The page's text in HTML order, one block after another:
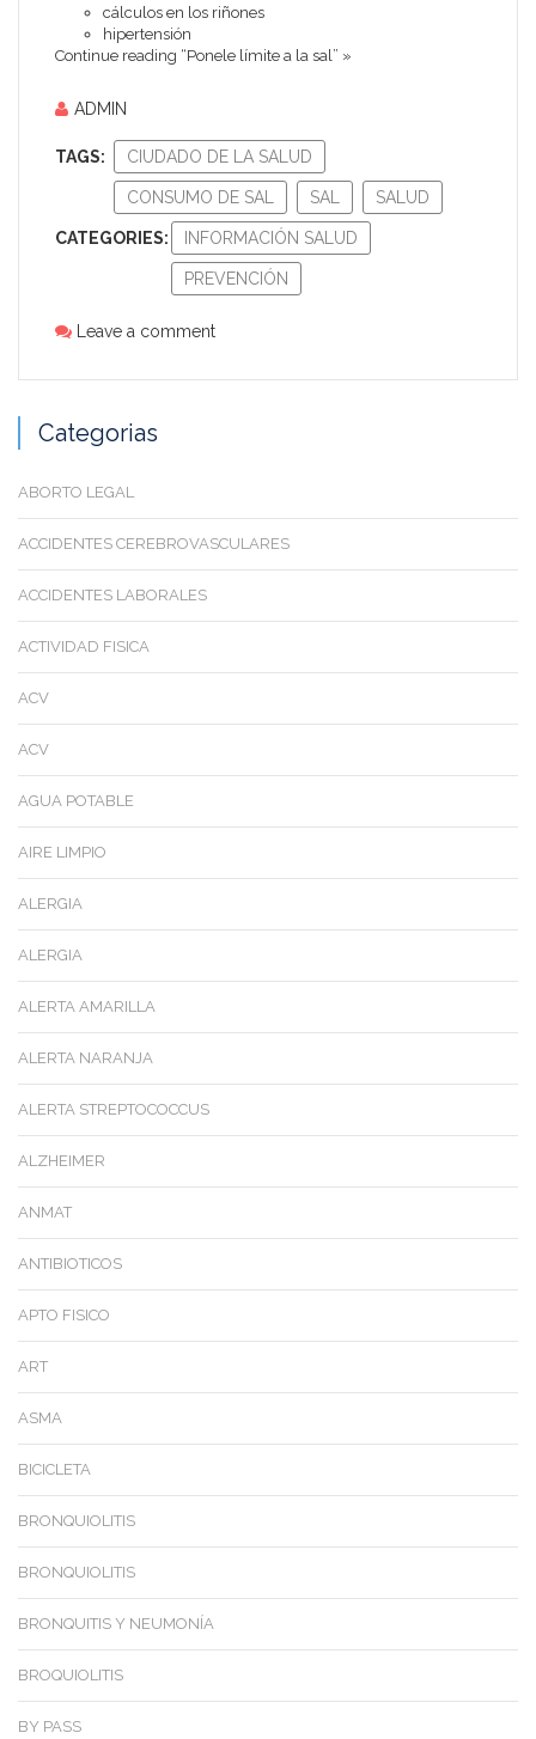
cálculos en los riñones
hipertensión
Continue reading “Ponele límite a la sal” »
ADMIN
TAGS: CIUDADO DE LA SALUD
CONSUMO DE SAL SAL SALUD
CATEGORIES: INFORMACIÓN SALUD
PREVENCIÓN
Leave a comment
Categorias
ABORTO LEGAL
ACCIDENTES CEREBROVASCULARES
ACCIDENTES LABORALES
ACTIVIDAD FISICA
ACV
ACV
AGUA POTABLE
AIRE LIMPIO
ALERGIA
ALERGIA
ALERTA AMARILLA
ALERTA NARANJA
ALERTA STREPTOCOCCUS
ALZHEIMER
ANMAT
ANTIBIOTICOS
APTO FISICO
ART
ASMA
BICICLETA
BRONQUIOLITIS
BRONQUIOLITIS
BRONQUITIS Y NEUMONÍA
BROQUIOLITIS
BY PASS